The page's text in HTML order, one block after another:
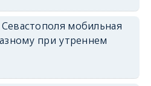
мобильная
при утреннем